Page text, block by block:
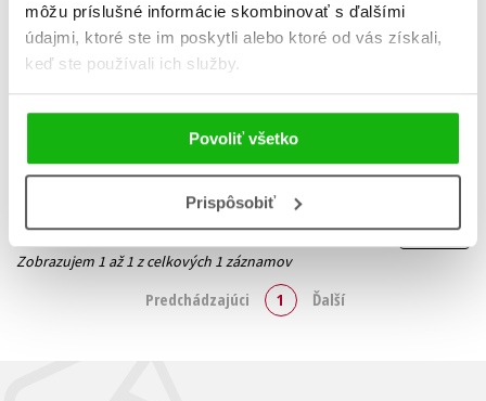
môžu príslušné informácie skombinovať s ďalšími
údajmi, ktoré ste im poskytli alebo ktoré od vás získali,
keď ste používali ich služby.
Povoliť všetko
Prispôsobiť
Dneska půjdu spát až zítra
Markéta Plechšmídová
8,49 €
Do košíka
Zobraz záznamov
Zobrazujem 1 až 1 z celkových 1 záznamov
Predchádzajúci 1 Ďalší